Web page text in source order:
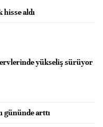
hisse aldı
yükseliş sürüyor
gününde arttı